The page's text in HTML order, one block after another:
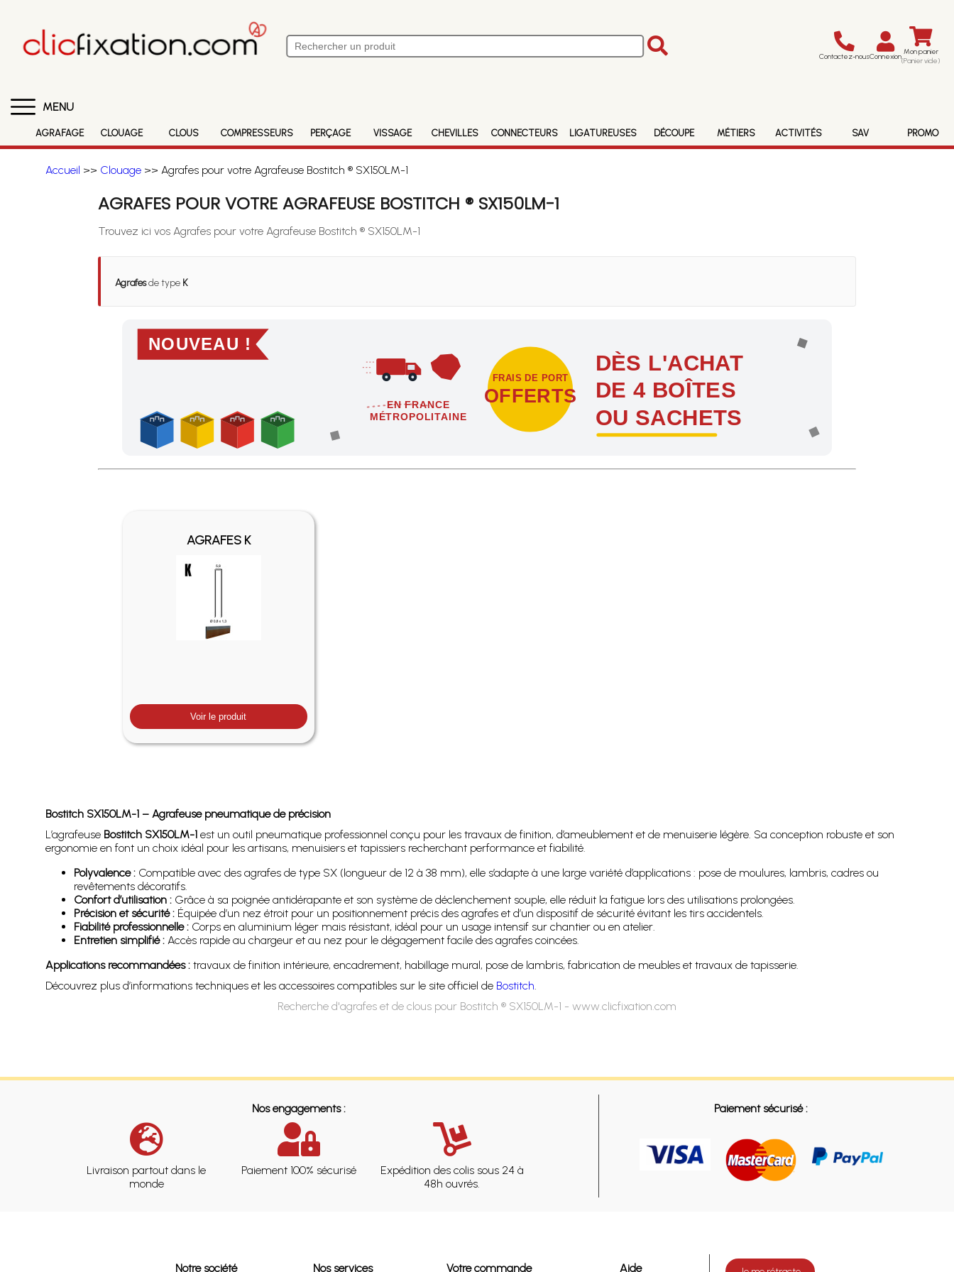
Contactez-nousConnexion Mon panier
(Panier vide)
MENU
AGRAFAGE CLOUAGE CLOUS COMPRESSEURS PERÇAGE VISSAGE CHEVILLES CONNECTEURS LIGATUREUSES DÉCOUPE MÉTIERS ACTIVITÉS SAV PROMO
Accueil >> Clouage>> Agrafes pour votre Agrafeuse Bostitch ® SX150LM-1
AGRAFES POUR VOTRE AGRAFEUSE BOSTITCH ® SX150LM-1
Trouvez ici vos Agrafes pour votre Agrafeuse Bostitch ® SX150LM-1
Agrafesde type K
NOUVEAU !
EN FRANCE
MÉTROPOLITAINE
FRAIS DE PORT
OFFERTS
DÈS L'ACHAT
DE 4 BOÎTES
OU SACHETS
Profitez des Frais de port offerts en France métropolitaine dès l'achat de 4 sachets ou boîtes d'agrafes ou de pointes !
AGRAFES K
Voir le produit
Bostitch SX150LM-1 – Agrafeuse pneumatique de précision
L’agrafeuse Bostitch SX150LM-1est un outil pneumatique professionnel conçu pour les travaux de finition, d’ameublement et de menuiserie légère. Sa conception robuste et son
ergonomie en font un choix idéal pour les artisans, menuisiers et tapissiers recherchant performance et fiabilité.
Polyvalence :Compatible avec des agrafes de type SX (longueur de 12 à 38 mm), elle s’adapte à une large variété d’applications : pose de moulures, lambris, cadres ou
revêtements décoratifs.
Confort d’utilisation :Grâce à sa poignée antidérapante et son système de déclenchement souple, elle réduit la fatigue lors des utilisations prolongées.
Précision et sécurité :Équipée d’un nez étroit pour un positionnement précis des agrafes et d’un dispositif de sécurité évitant les tirs accidentels.
Fiabilité professionnelle :Corps en aluminium léger mais résistant, idéal pour un usage intensif sur chantier ou en atelier.
Entretien simplifié :Accès rapide au chargeur et au nez pour le dégagement facile des agrafes coincées.
Applications recommandées :travaux de finition intérieure, encadrement, habillage mural, pose de lambris, fabrication de meubles et travaux de tapisserie.
Découvrez plus d’informations techniques et les accessoires compatibles sur le site officiel de Bostitch
Recherche d'agrafes et de clous pour Bostitch ® SX150LM-1 - www.clicfixation.com
Nos engagements :
Livraison partout dans le
monde
Paiement 100% sécurisé
Expédition des colis sous 24 à
48h ouvrés.
Paiement sécurisé :
Notre société Nos services Votre commande Aide